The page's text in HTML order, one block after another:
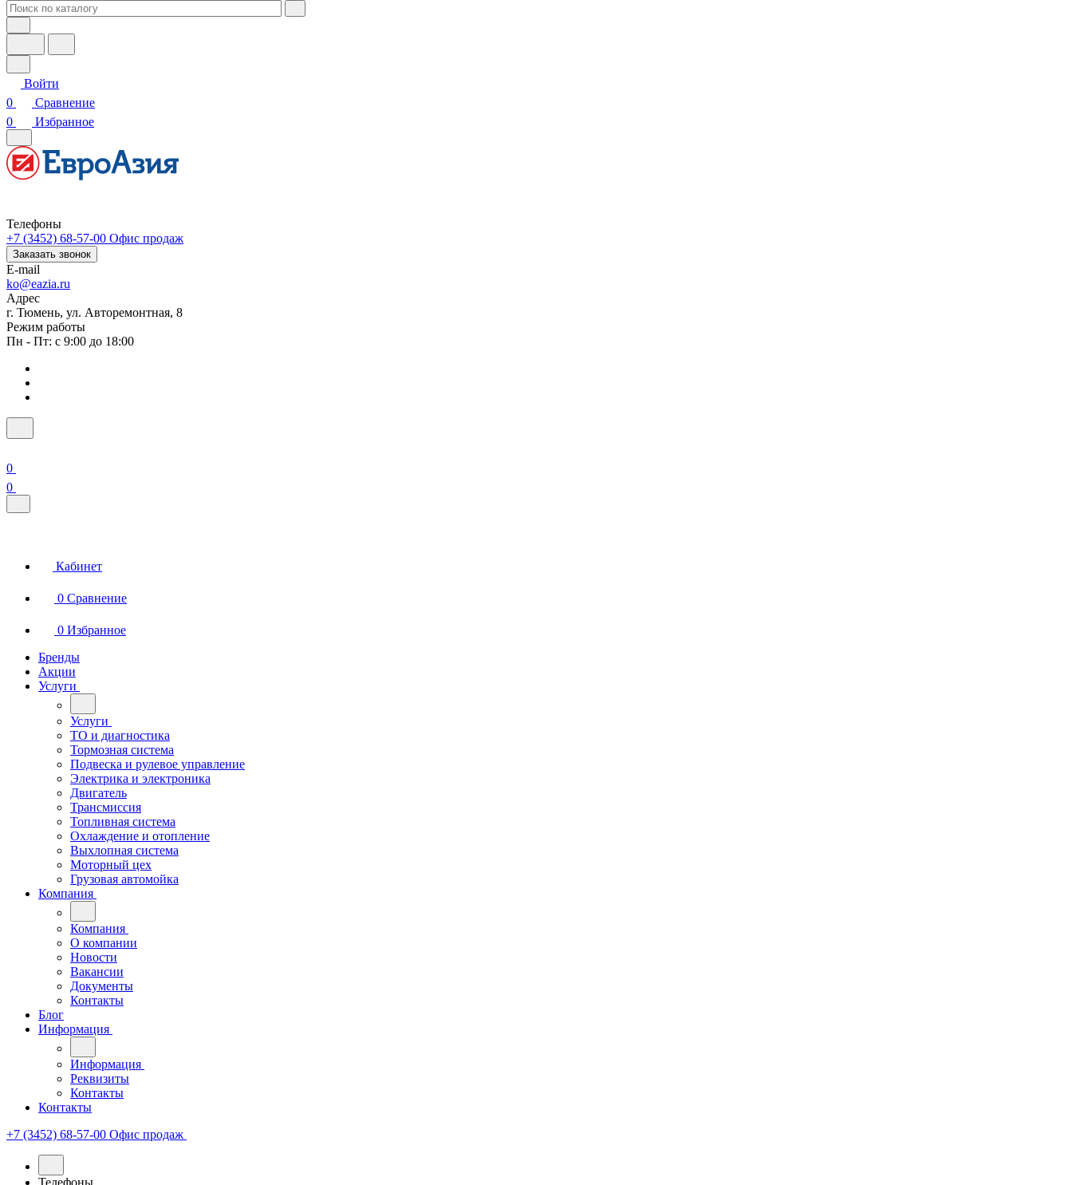
Войти
0
Сравнение
0
Избранное
Телефоны
+7 (3452) 68-57-00 Офис продаж
Заказать звонок
E-mail
ko@eazia.ru
Адрес
г. Тюмень, ул. Авторемонтная, 8
Режим работы
Пн - Пт: с 9:00 до 18:00
0
0
Кабинет
0 Сравнение
0 Избранное
Бренды
Акции
Услуги
Услуги
ТО и диагностика
Тормозная система
Подвеска и рулевое управление
Электрика и электроника
Двигатель
Трансмиссия
Топливная система
Охлаждение и отопление
Выхлопная система
Моторный цех
Грузовая автомойка
Компания
Компания
О компании
Новости
Вакансии
Документы
Контакты
Блог
Информация
Информация
Реквизиты
Контакты
Контакты
+7 (3452) 68-57-00 Офис продаж
Телефоны